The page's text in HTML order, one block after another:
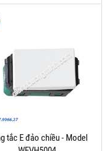
tắc E đảo chiều - Model